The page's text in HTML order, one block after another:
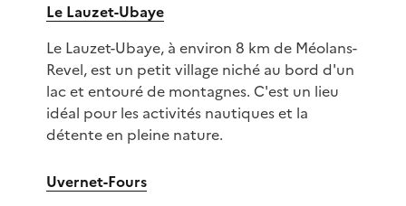
Le Lauzet-Ubaye
Le Lauzet-Ubaye, à environ 8 km de Méolans-
Revel, est un petit village niché au bord d'un
lac et entouré de montagnes. C'est un lieu
idéal pour les activités nautiques et la
détente en pleine nature.
Uvernet-Fours